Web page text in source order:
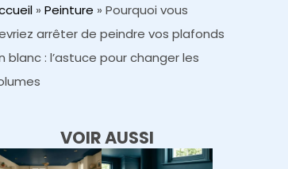
» Peinture » Pourquoi vous
arrêter de peindre vos plafonds
blanc : l’astuce pour changer les
VOIR AUSSI